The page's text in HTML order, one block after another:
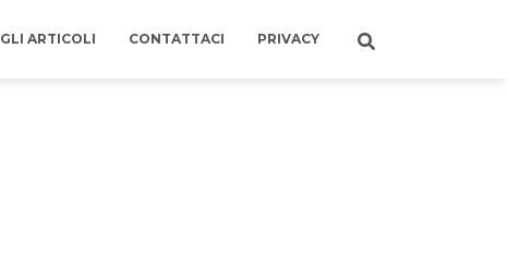
GLI ARTICOLI CONTATTACI PRIVACY